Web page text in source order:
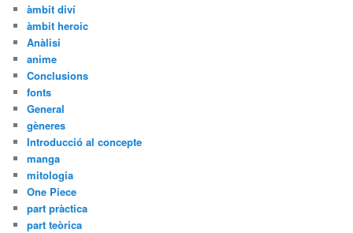
àmbit diví
àmbit heroic
Anàlisi
anime
Conclusions
fonts
General
gèneres
Introducció al concepte
manga
mitologia
One Piece
part pràctica
part teòrica